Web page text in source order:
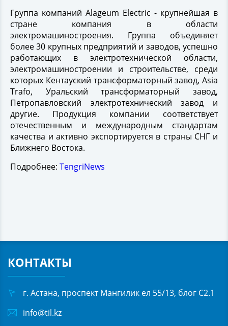
Группа компаний Alageum Electric - крупнейшая в
стране компания в области
электромашиностроения. Группа объединяет
более 30 крупных предприятий и заводов, успешно
работающих в электротехнической области,
электромашиностроении и строительстве, среди
которых Кентауский трансформаторный завод, Asia
Trafo, Уральский трансформаторный завод,
Петропавловский электротехнический завод и
другие. Продукция компании соответствует
отечественным и международным стандартам
качества и активно экспортируется в страны СНГ и
Ближнего Востока.
Подробнее: TengriNews
КОНТАКТЫ
г. Астана, проспект Мангилик ел 55/13, блог С2.1
info@til.kz